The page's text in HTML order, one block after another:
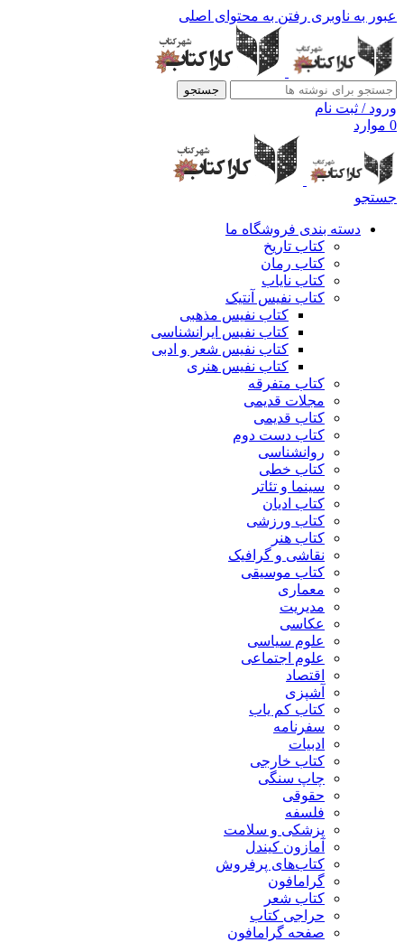
عبور به ناوبری رفتن به محتوای اصلی
جستجو
ورود / ثبت نام
0 موارد
جستجو
دسته بندی فروشگاه ما
کتاب تاریخ
کتاب رمان
کتاب نایاب
کتاب نفیس آنتیک
کتاب نفیس مذهبی
کتاب نفیس ایرانشناسی
کتاب نفیس شعر و ادبی
کتاب نفیس هنری
کتاب متفرقه
مجلات قدیمی
کتاب قدیمی
کتاب دست دوم
روانشناسی
کتاب خطی
سینما و تئاتر
کتاب ادیان
کتاب ورزشی
کتاب هنر
نقاشی و گرافیک
کتاب موسیقی
معماری
مدیریت
عکاسی
علوم سیاسی
علوم اجتماعی
اقتصاد
آشپزی
کتاب کم یاب
سفرنامه
ادبیات
کتاب خارجی
چاپ سنگی
حقوقی
فلسفه
پزشکی و سلامت
آمازون کیندل
کتاب‌های پرفروش
گرامافون
کتاب شعر
حراجی کتاب
صفحه گرامافون